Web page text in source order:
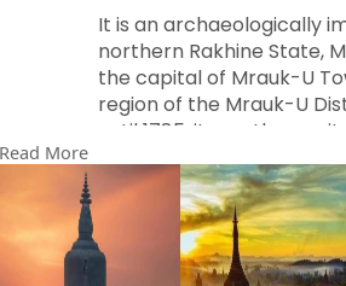
It is an archaeologically
northern Rakhine State,
the capital of Mrauk-U
region of the Mrauk-U
until 1785, it was the
Kingdom, the most
Rakhine kingdom.
လှပသောမာရက်-U TOWN
Read More